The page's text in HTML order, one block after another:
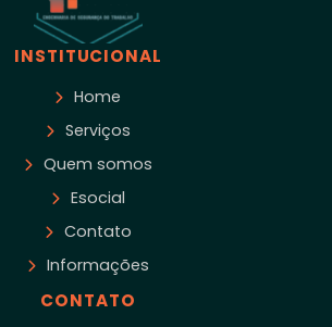
INSTITUCIONAL
Home
Serviços
Quem somos
Esocial
Contato
Informações
CONTATO